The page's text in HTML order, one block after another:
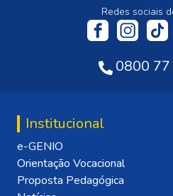
Redes sociais
0800
Institucional
e-GENIO
Orientação Vocacional
Proposta Pedagógica